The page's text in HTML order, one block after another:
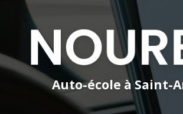
Auto-école à Saint-